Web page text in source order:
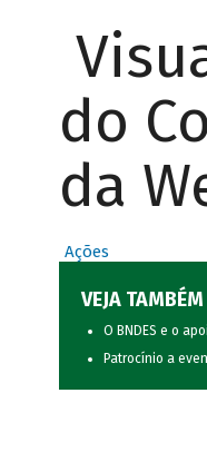
do
da
Ações
VEJA TAMBÉM
O BNDES e o
Patrocínio a